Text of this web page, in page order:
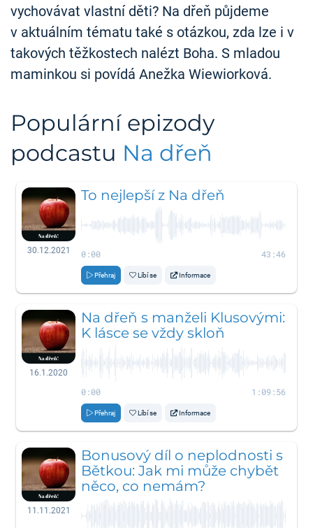
vychovávat vlastní děti? Na dřeň půjdeme
v aktuálním tématu také s otázkou, zda lze i v
takových těžkostech nalézt Boha. S mladou
maminkou si povídá Anežka Wiewiorková.
Populární epizody
podcastu Na dřeň
30.12.2021
To nejlepší z Na dřeň
0:00 43:46
Přehraj Líbí se Informace
16.1.2020
Na dřeň s manželi Klusovými:
K lásce se vždy skloň
0:00 1:09:56
Přehraj Líbí se Informace
11.11.2021
Bonusový díl o neplodnosti s
Bětkou: Jak mi může chybět
něco, co nemám?